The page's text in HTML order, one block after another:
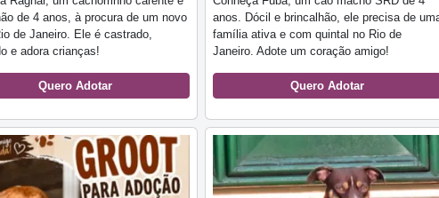
de 4 anos, à procura de um novo
de Janeiro. Ele é castrado,
e adora crianças!
Quero Adotar
anos. Dócil e brincalhão, ele precisa de
família ativa e com quintal no Rio de
Janeiro. Adote um coração amigo!
Quero Adotar